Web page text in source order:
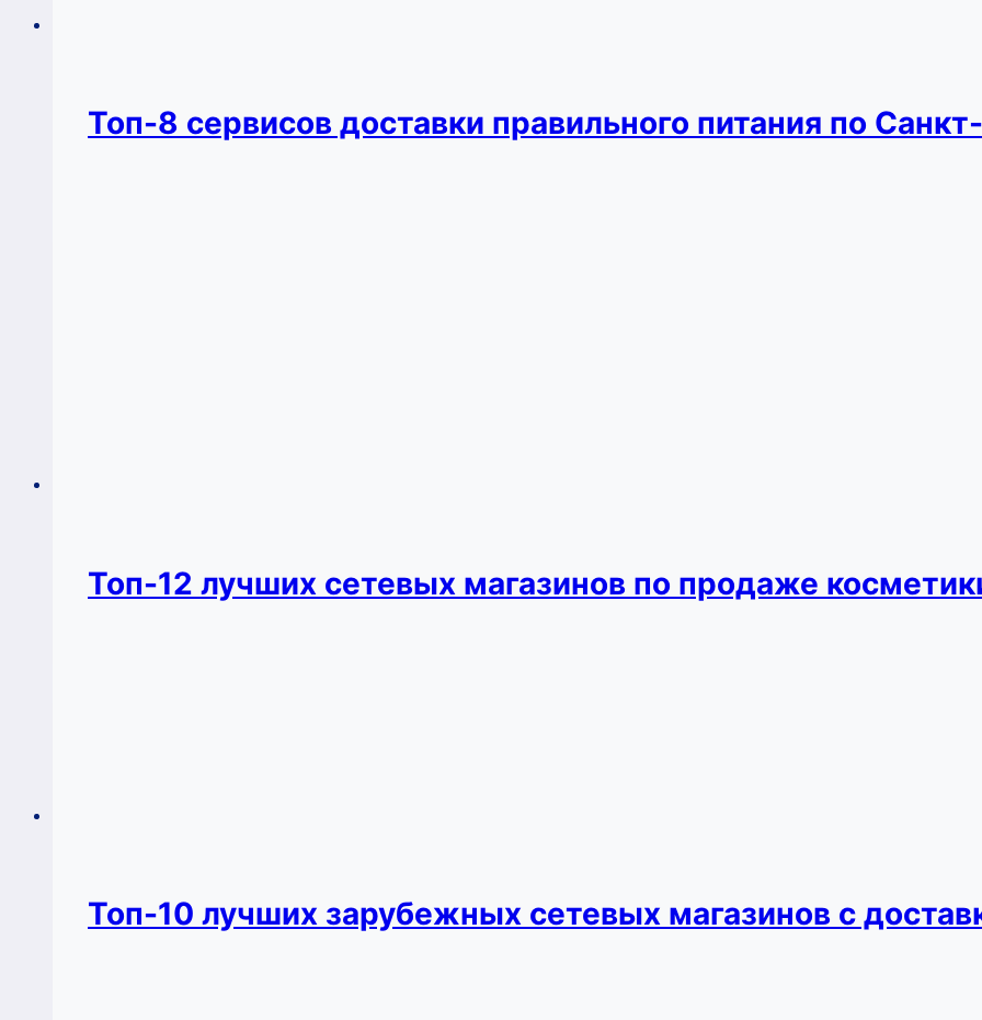
Топ-8 сервисов доставки правильного питания по
Топ-12 лучших сетевых магазинов по продаже
Топ-10 лучших зарубежных сетевых магазинов с